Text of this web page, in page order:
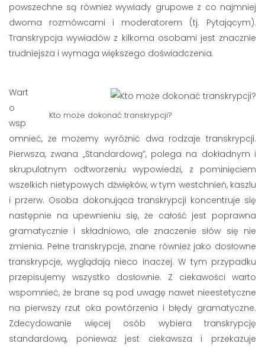
powszechne są również wywiady grupowe z co najmniej
dwoma rozmówcami i moderatorem (tj. Pytającym).
Transkrypcja wywiadów z kilkoma osobami jest znacznie
trudniejsza i wymaga większego doświadczenia.
Kto może dokonać transkrypcji?
Wart
o
wsp
omnieć, że możemy wyróżnić dwa rodzaje transkrypcji.
Pierwsza, zwana „Standardową”, polega na dokładnym i
skrupulatnym odtworzeniu wypowiedzi, z pominięciem
wszelkich nietypowych dźwięków, w tym westchnień, kaszlu
i przerw. Osoba dokonująca transkrypcji koncentruje się
następnie na upewnieniu się, że całość jest poprawna
gramatycznie i składniowo, ale znaczenie słów się nie
zmienia. Pełne transkrypcje, znane również jako dosłowne
transkrypcje, wyglądają nieco inaczej. W tym przypadku
przepisujemy wszystko dosłownie. Z ciekawości warto
wspomnieć, że brane są pod uwagę nawet nieestetyczne
na pierwszy rzut oka powtórzenia i błędy gramatyczne.
Zdecydowanie więcej osób wybiera transkrypcję
standardową, ponieważ jest ciekawsza i przekazuje